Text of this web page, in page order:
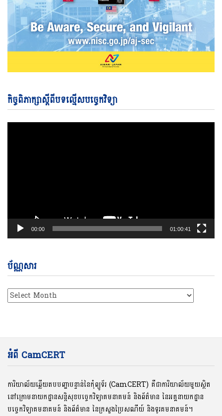
កិច្ចពិភាក្សាស្តីពីបទល្មើសបច្ចេកវិទ្យា
00:00 01:00:41
ប័ណ្ណសារ
ប័ណ្ណសារ
អំពី CamCERT
ការិយាល័យឆ្លើយតបបញ្ហាបន្ទាន់នៃកុំព្យូទ័រ (CamCERT) គឺជាការិយាល័យមួយស្ថិត
នៅក្រោមនាយកដ្ឋានសន្តិសុខបច្ចេកវិទ្យាគមនាគមន៍ និងព័ត៌មាន នៃអគ្គនាយកដ្ឋាន
បច្ចេកវិទ្យាគមនាគមន៍ និងព័ត៌មាន នៃក្រសួងប្រៃសណីយ៍ និងទូរគមនាគមន៍។